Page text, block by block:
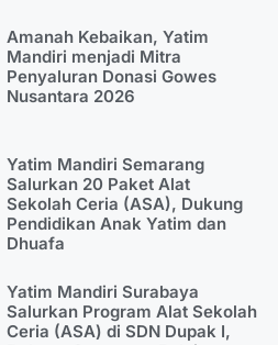
Amanah Kebaikan, Yatim
Mandiri menjadi Mitra
Penyaluran Donasi Gowes
Nusantara 2026
Yatim Mandiri Semarang
Salurkan 20 Paket Alat
Sekolah Ceria (ASA), Dukung
Pendidikan Anak Yatim dan
Dhuafa
Yatim Mandiri Surabaya
Salurkan Program Alat Sekolah
Ceria (ASA) di SDN Dupak I,